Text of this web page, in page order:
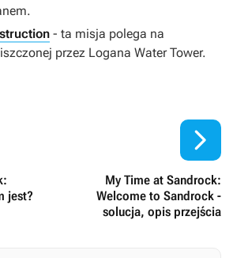
- ta misja polega na
przez Logana Water Tower.
jest?
My Time at Sandrock:
Welcome to Sandrock -
solucja, opis przejścia
